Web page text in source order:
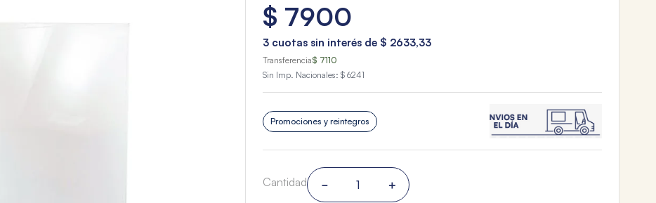
$ 7900
3cuotas sin interés de $ 2633,33
Transferencia$ 7110
Sin Imp. Nacionales: $ 6241
Promociones y reintegros
Cantidad ＋
－